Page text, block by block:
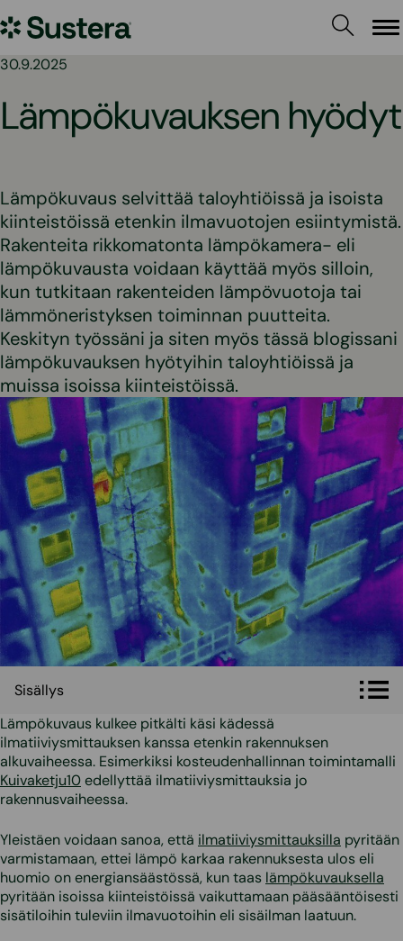
sisältöön
Sustera
30.9.2025
Lämpökuvauksen hyödyt
Lämpökuvaus selvittää taloyhtiöissä ja isoista
kiinteistöissä etenkin ilmavuotojen esiintymistä.
Rakenteita rikkomatonta lämpökamera- eli
lämpökuvausta voidaan käyttää myös silloin,
kun tutkitaan rakenteiden lämpövuotoja tai
lämmöneristyksen toiminnan puutteita.
Keskityn työssäni ja siten myös tässä blogissani
lämpökuvauksen hyötyihin taloyhtiöissä ja
muissa isoissa kiinteistöissä.
Sisällys
Lämpökuvaus kulkee pitkälti käsi kädessä
ilmatiiviysmittauksen kanssa etenkin rakennuksen
alkuvaiheessa. Esimerkiksi kosteudenhallinnan toimintamalli
Kuivaketju10edellyttää ilmatiiviysmittauksia jo
rakennusvaiheessa.
Yleistäen voidaan sanoa, että ilmatiiviysmittauksilla pyritään
varmistamaan, ettei lämpö karkaa rakennuksesta ulos eli
huomio on energiansäästössä, kun taas lämpökuvauksella
pyritään isoissa kiinteistöissä vaikuttamaan pääsääntöisesti
sisätiloihin tuleviin ilmavuotoihin eli sisäilman laatuun.